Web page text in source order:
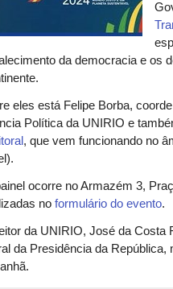
da democracia e os
eles está Felipe Borba,
Política da UNIRIO e
, que vem funcionando no
ocorre no Armazém 3,
noformulário do evento.
da UNIRIO, José da Costa
da Presidência da República,